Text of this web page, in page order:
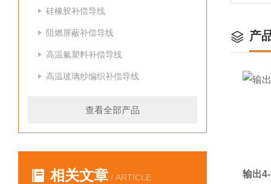
硅橡胶补偿导线
阻燃屏蔽补偿导线
高温氟塑料补偿导线
高温玻璃纱编织补偿导线
查看全部产品
相关文章 / ARTICLE
产
输出